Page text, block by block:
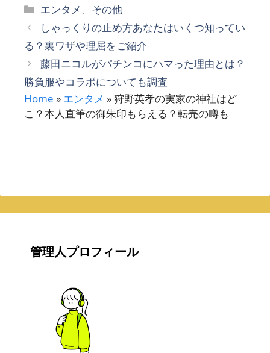
カ
テ
ゴ
リ
ー
エンタメ 、 その他
しゃっくりの止め方あなたはいくつ知ってい
る？裏ワザや理屈をご紹介
藤田ニコルがパチンコにハマった理由とは？
勝負服やコラボについても調査
Home » エンタメ »狩野英孝の実家の神社はど
こ？本人直筆の御朱印もらえる？転売の噂も
管理人プロフィール